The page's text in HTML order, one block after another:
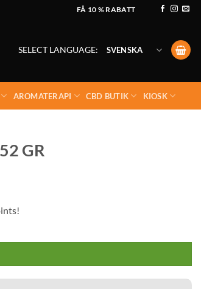
FÅ 10 % RABATT
SELECT LANGUAGE: SVENSKA
AROMATERAPI CBD BUTIK KIOSK
GR